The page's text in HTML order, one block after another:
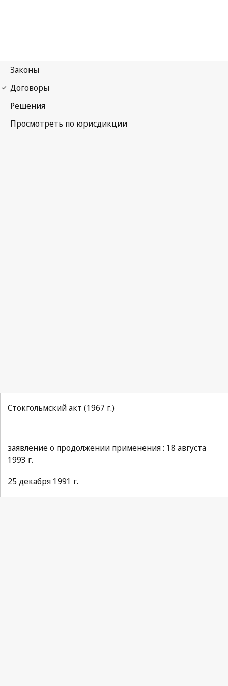
Стокгольмский акт (1967 г.)
заявление о продолжении применения : 18 августа
1993 г.
25 декабря 1991 г.